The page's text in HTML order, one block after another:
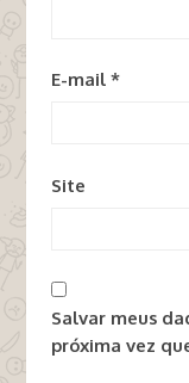
E-mail *
Site
Salvar meus
próxima vez